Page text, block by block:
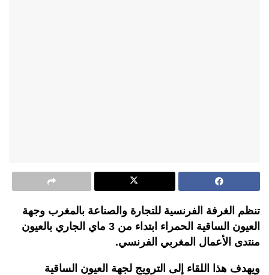
تنظم الغرفة الفرنسية للتجارة والصناعة بالمغرب وجهة
العيون الساقية الحمراء ابتداء من 3 ماي الجاري بالعيون
منتدى الأعمال المغربي الفرنسي.
ويهدف هذا اللقاء إلى الترويج لجهة العيون الساقية